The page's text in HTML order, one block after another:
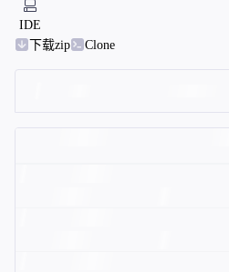
IDE
下载zip
Clone